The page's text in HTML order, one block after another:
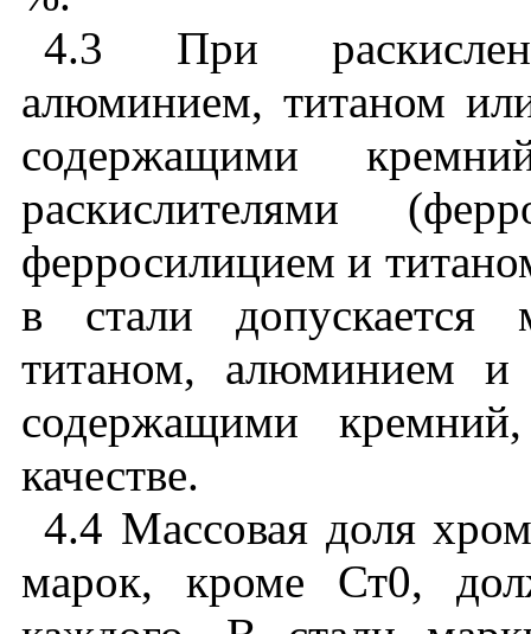
4.3 При
алюминием, титаном
содержащими
раскислителями (
ферросилицием и
в
стали допускается
титаном, алюминием
и
содержащими
кремний
качестве.
4.4 Массовая доля
марок,кроме Ст0,